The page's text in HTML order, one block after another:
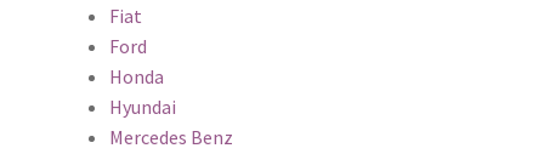
Fiat
Ford
Honda
Hyundai
Mercedes Benz